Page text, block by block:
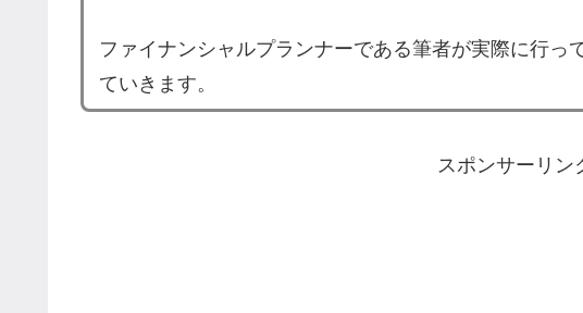
ファイナンシャルプランナーである筆者が実際に行っ
ていきます。
スポンサーリン